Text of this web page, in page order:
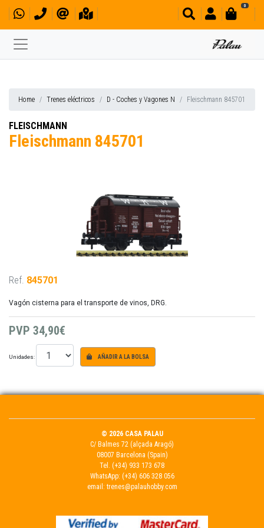
0
Home Trenes eléctricos D - Coches y Vagones N Fleischmann 845701
FLEISCHMANN
Fleischmann 845701
Ref. 845701
Vagón cisterna para el transporte de vinos, DRG.
PVP 34,90€
Unidades: AÑADIR A LA BOLSA
© 2026 CASA PALAU
C/ Balmes 72 (alçada Aragó)
08007 Barcelona (Spain)
Tel. (+34) 933 173 678
WhatsApp: (+34) 606 328 056
email: trenes@palauhobby.com